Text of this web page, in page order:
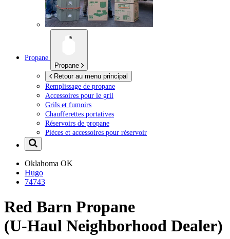
Propane
Propane
Retour au menu principal
Remplissage de propane
Accessoires pour le gril
Grils et fumoirs
Chaufferettes portatives
Réservoirs de propane
Pièces et accessoires pour réservoir
Oklahoma OK
Hugo
74743
Red Barn Propane
(U-Haul Neighborhood Dealer)